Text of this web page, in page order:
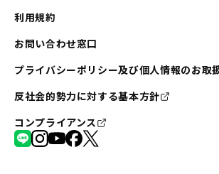
利用規約
お問い合わせ窓口
プライバシーポリシー及び個人情報のお取
反社会的勢力に対する基本方針
コンプライアンス